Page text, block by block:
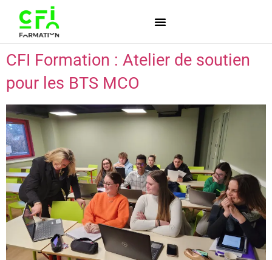
CFI Formation : Atelier de soutien
pour les BTS MCO